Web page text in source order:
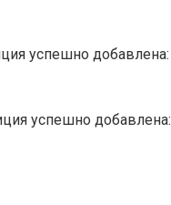
успешно добавлена:
успешно добавлена: